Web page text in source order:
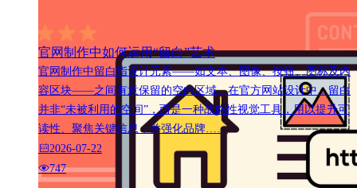
官网制作中如何运用“留白”艺术
官网制作中留白指设计元素——如文本、图像、按钮、图标及内
容区块——之间有意保留的空白区域。在官方网站设计中，留白
并非“未被利用的空间”，而是一种战略性视觉工具，用以提升可
读性、聚焦关键信息，并强化品牌……
2026-07-22
747